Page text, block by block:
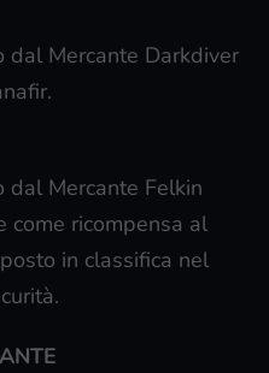
dal Mercante Darkdiver
dal Mercante Felkin
come ricompensa al
in classifica nel